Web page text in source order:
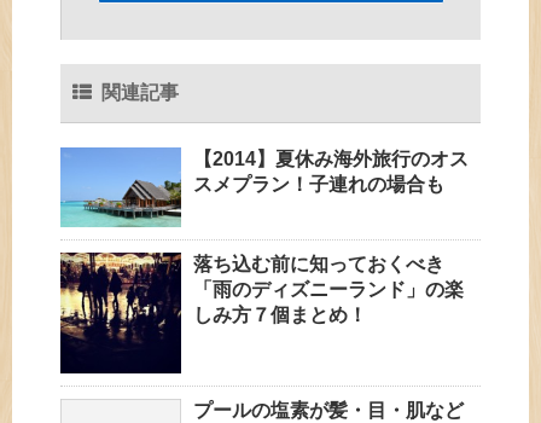
関連記事
【2014】夏休み海外旅行のオス
スメプラン！子連れの場合も
落ち込む前に知っておくべき
「雨のディズニーランド」の楽
しみ方７個まとめ！
プールの塩素が髪・目・肌など